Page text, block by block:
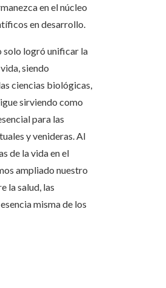
en el núcleo
en desarrollo.
solo logró unificar la
siendo
ciencias biológicas,
sirviendo como
para las
y venideras. Al
de la vida en el
ampliado nuestro
la salud, las
misma de los